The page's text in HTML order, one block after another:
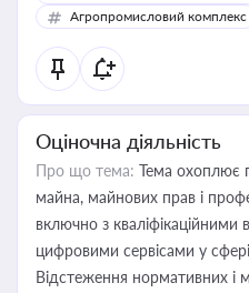
Агропромисловий комплекс
Оціночна діяльність
Про що тема: Тема охоплює
майна, майнових прав і
включно з кваліфікаційними
цифровими сервісами у сфері
Відстеження нормативних і